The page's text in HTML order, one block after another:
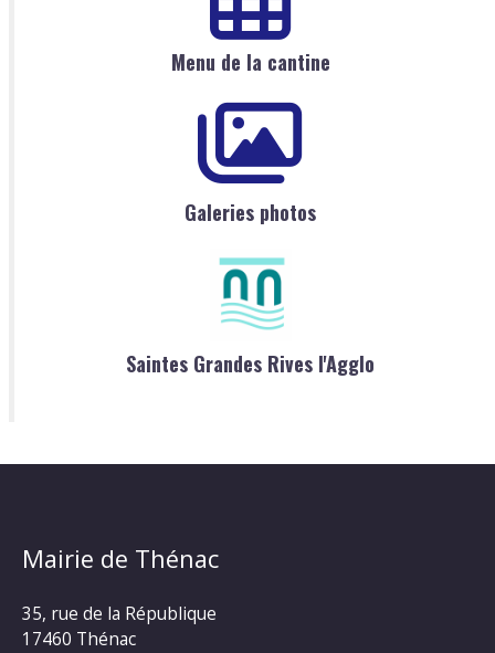
Menu de la cantine
Galeries photos
Saintes Grandes Rives l'Agglo
Mairie de Thénac
35, rue de la République
17460 Thénac